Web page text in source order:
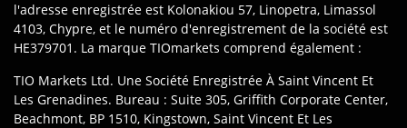
l'adresse enregistrée est Kolonakiou 57, Linopetra, Limassol
4103, Chypre, et le numéro d'enregistrement de la société est
HE379701. La marque TIOmarkets comprend également :
TIO Markets Ltd. Une Société Enregistrée À Saint Vincent Et
Les Grenadines. Bureau : Suite 305, Griffith Corporate Center,
Beachmont, BP 1510, Kingstown, Saint Vincent Et Les